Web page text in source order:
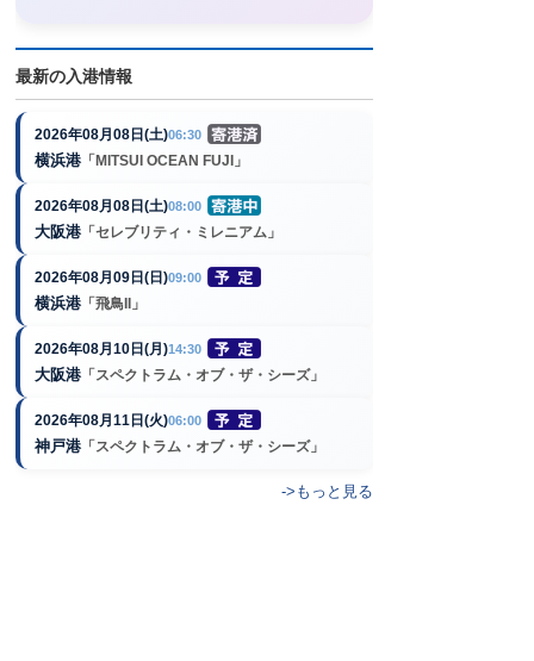
最新の入港情報
2026年08月08日(土)06:30
横浜港 「MITSUI OCEAN FUJI」
2026年08月08日(土)08:00
大阪港 「セレブリティ・ミレニアム」
2026年08月09日(日)09:00
横浜港 「飛鳥II」
2026年08月10日(月)14:30
大阪港 「スペクトラム・オブ・ザ・シーズ」
2026年08月11日(火)06:00
神戸港 「スペクトラム・オブ・ザ・シーズ」
->もっと見る